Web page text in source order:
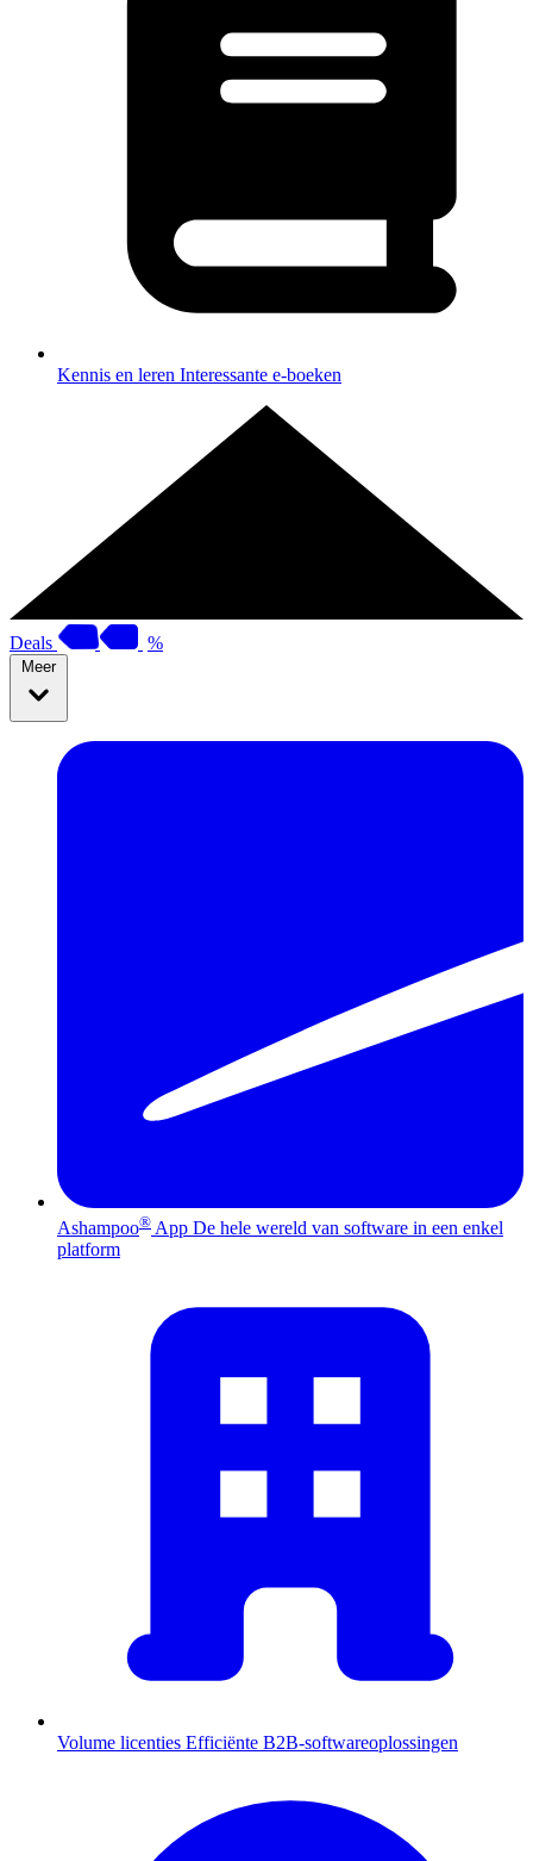
Kennis en leren Interessante e-boeken
Deals %
Meer
Ashampoo® App De hele wereld van software in een enkel
platform
Volume licenties Efficiënte B2B-softwareoplossingen